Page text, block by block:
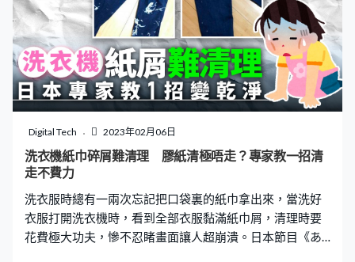
忌喝水太多太急 一、心臟病患 水分被人體吸收後會進入血
液，造成血液容量變多、壓力變大。心臟是運送血液的馬
達，壓力愈大，心臟的負荷就愈大。一般正常人也不能喝
水喝太急、1分鐘內猛灌1公升，心臟為了輸送血液而加快
收縮，有機會引起心悸，心臟病人士更可能造成心肌梗
塞、猝死。 二、腎臟病患 水分大部分是由腎臟代謝，腎臟
病患腎小球功能不全、過濾速度慢，身體出現大量水分時
無法排出，會引起身體水腫。另外，大量水分會讓身體的
電解質不平衡，形成腎臟負擔，加速腎功能的損害。 三、
於無法製造血液中的白蛋白，
Digital Tech 2023年02月06日
洗衣機紙巾碎屑難清理 膠紙清極唔走？專家教一招清
走不費力
洗衣服時總有一兩次忘記把口袋裏的紙巾拿出來，當洗好
衣服打開洗衣機時，看到全部衣服黏滿紙巾屑，清理時要
花費極大功夫，慘不忍睹畫面讓人超崩潰。日本節目《あ